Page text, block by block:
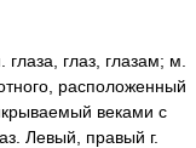
глаз, глазам; м.
расположенный
веками с
Левый, правый г.